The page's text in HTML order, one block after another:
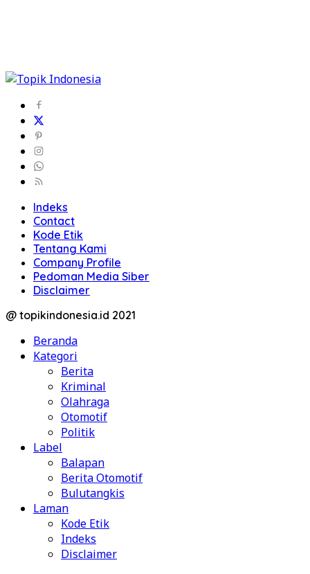
Indeks
Contact
Kode Etik
Tentang Kami
Company Profile
Pedoman Media Siber
Disclaimer
@ topikindonesia.id 2021
Beranda
Kategori
Berita
Kriminal
Olahraga
Otomotif
Politik
Label
Balapan
Berita Otomotif
Bulutangkis
Laman
Kode Etik
Indeks
Disclaimer